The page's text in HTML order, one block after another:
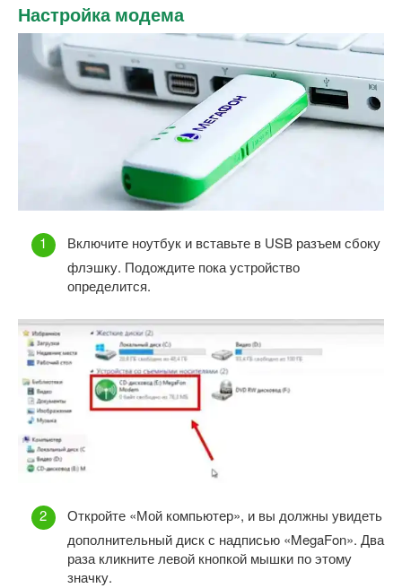
Настройка модема
Включите ноутбук и вставьте в USB разъем сбоку
флэшку. Подождите пока устройство
определится.
Откройте «Мой компьютер», и вы должны увидеть
дополнительный диск с надписью «MegaFon». Два
раза кликните левой кнопкой мышки по этому
значку.